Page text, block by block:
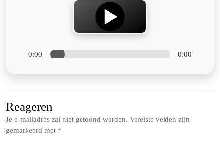
0:00 0:00
Reageren
Je e-mailadres zal niet getoond worden. Vereiste velden zijn
gemarkeerd met *